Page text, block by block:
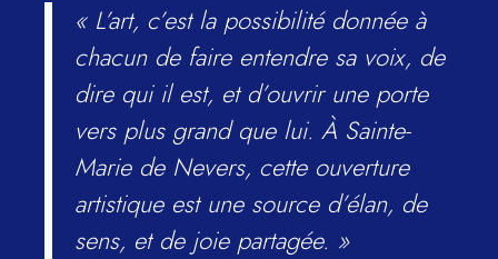
« L’art, c’est la possibilité donnée à
chacun de faire entendre sa voix, de
dire qui il est, et d’ouvrir une porte
vers plus grand que lui. À Sainte-
Marie de Nevers, cette ouverture
artistique est une source d’élan, de
sens, et de joie partagée. »